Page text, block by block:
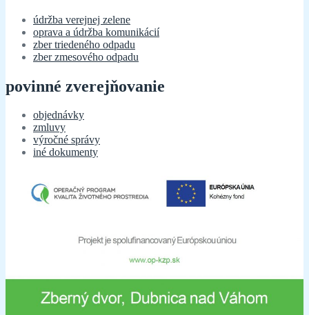
údržba verejnej zelene
oprava a údržba komunikácií
zber triedeného odpadu
zber zmesového odpadu
povinné zverejňovanie
objednávky
zmluvy
výročné správy
iné dokumenty